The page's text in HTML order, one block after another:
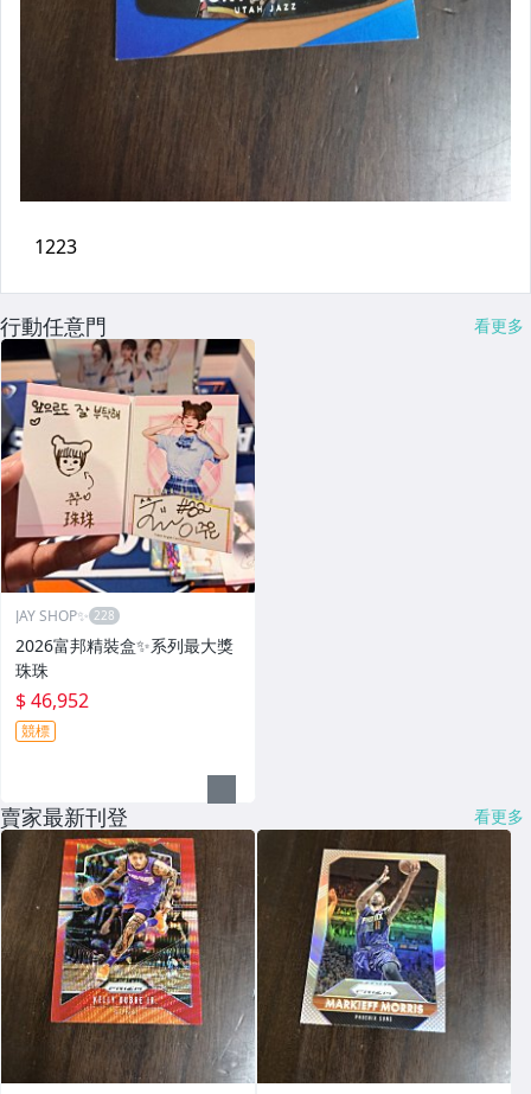
行動任意門 看更多
JAY SHOP✨
2026富邦精裝盒✨系列最大獎
珠珠
$ 46,952
競標
賣家最新刊登 看更多